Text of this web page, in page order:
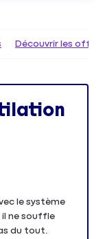
Découvrir les
le système
ne souffle
du tout.